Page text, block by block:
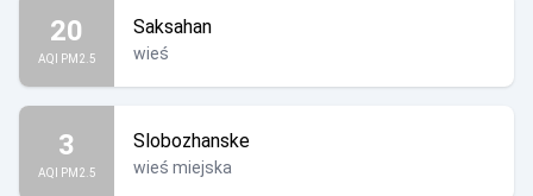
20
AQI PM2.5
Saksahan
wieś
3
AQI PM2.5
Slobozhanske
wieś miejska